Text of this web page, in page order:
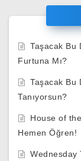
Taşacak Bu
Furtuna Mı?
Taşacak Bu
Tanıyorsun?
House of
Hemen Öğren!
Wednesday